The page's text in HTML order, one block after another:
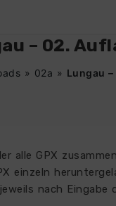
– 02.
» 02a » Lungau
alle GPX
einzeln
nach Eingabe